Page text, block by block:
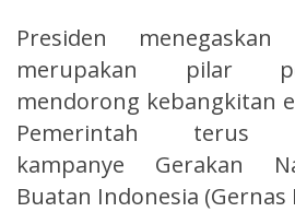
Presiden
merupakan pilar
mendorong kebangkitan
Pemerintah terus
kampanye Gerakan
Buatan Indonesia (Gernas